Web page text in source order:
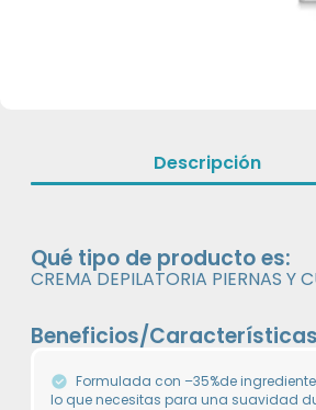
Descripción
Qué tipo de producto es:
CREMA DEPILATORIA PIERNAS Y
Beneficios/
Formulada con –35%de
lo que necesitas para una suavidad